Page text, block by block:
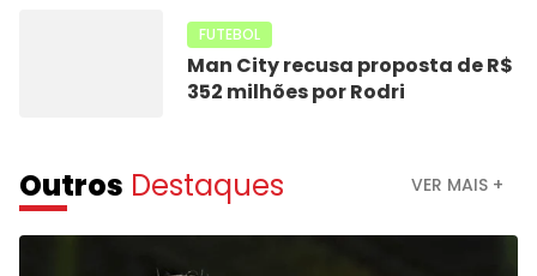
FUTEBOL
Man City recusa proposta de R$
352 milhões por Rodri
Outros Destaques VER MAIS +